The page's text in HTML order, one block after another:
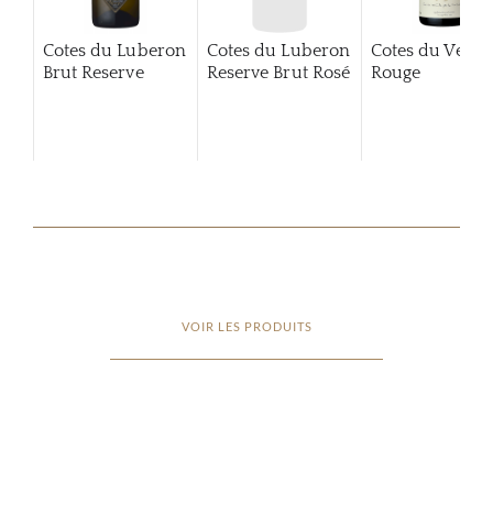
Cotes du Luberon
Brut Reserve
Cotes du Luberon
Reserve Brut Rosé
Cotes du
Rouge
VOIR LES PRODUITS